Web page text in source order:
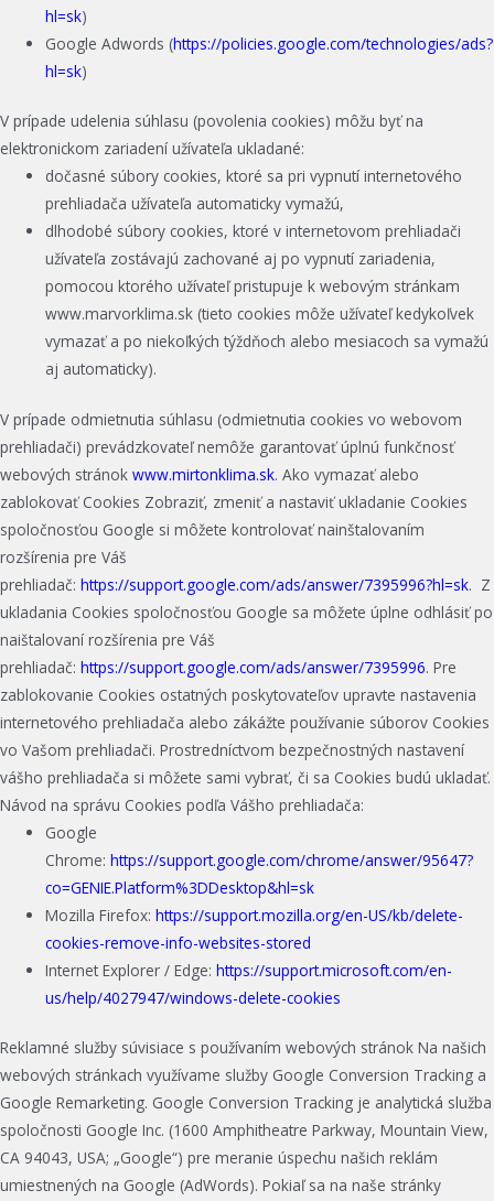
hl=sk)
Google Adwords (https://policies.google.com/technologies/ads?
hl=sk)
V prípade udelenia súhlasu (povolenia cookies) môžu byť na
elektronickom zariadení užívateľa ukladané:
dočasné súbory cookies, ktoré sa pri vypnutí internetového
prehliadača užívateľa automaticky vymažú,
dlhodobé súbory cookies, ktoré v internetovom prehliadači
užívateľa zostávajú zachované aj po vypnutí zariadenia,
pomocou ktorého užívateľ pristupuje k webovým stránkam
www.marvorklima.sk (tieto cookies môže užívateľ kedykoľvek
vymazať a po niekoľkých týždňoch alebo mesiacoch sa vymažú
aj automaticky).
V prípade odmietnutia súhlasu (odmietnutia cookies vo webovom
prehliadači) prevádzkovateľ nemôže garantovať úplnú funkčnosť
webových stránok www.mirtonklima.sk. Ako vymazať alebo
zablokovať Cookies Zobraziť, zmeniť a nastaviť ukladanie Cookies
spoločnosťou Google si môžete kontrolovať nainštalovaním
rozšírenia pre Váš
prehliadač: https://support.google.com/ads/answer/7395996?hl=sk. Z
ukladania Cookies spoločnosťou Google sa môžete úplne odhlásiť po
naištalovaní rozšírenia pre Váš
prehliadač: https://support.google.com/ads/answer/7395996. Pre
zablokovanie Cookies ostatných poskytovateľov upravte nastavenia
internetového prehliadača alebo zákážte používanie súborov Cookies
vo Vašom prehliadači. Prostredníctvom bezpečnostných nastavení
vášho prehliadača si môžete sami vybrať, či sa Cookies budú ukladať.
Návod na správu Cookies podľa Vášho prehliadača:
Google
Chrome:https://support.google.com/chrome/answer/95647?
co=GENIE.Platform%3DDesktop&hl=sk
Mozilla Firefox:https://support.mozilla.org/en-US/kb/delete-
cookies-remove-info-websites-stored
Internet Explorer / Edge:https://support.microsoft.com/en-
us/help/4027947/windows-delete-cookies
Reklamné služby súvisiace s používaním webových stránok Na našich
webových stránkach využívame služby Google Conversion Tracking a
Google Remarketing. Google Conversion Tracking je analytická služba
spoločnosti Google Inc. (1600 Amphitheatre Parkway, Mountain View,
CA 94043, USA; „Google“) pre meranie úspechu našich reklám
umiestnených na Google (AdWords). Pokiaľ sa na naše stránky